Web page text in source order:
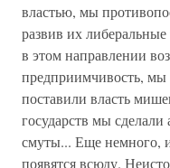
властью, мы
развив их
в этом направлении
предприимчивость,
поставили власть
государств мы
смуты... Еще немного,
появятся всюду.